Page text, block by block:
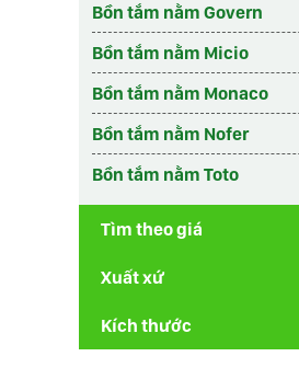
Bồn tắm nằm Govern
Bồn tắm nằm Micio
Bồn tắm nằm Monaco
Bồn tắm nằm Nofer
Bồn tắm nằm Toto
Tìm theo giá
Xuất xứ
Kích thước